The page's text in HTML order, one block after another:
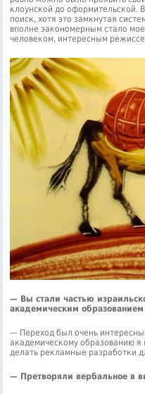
клоунской до оформительской.
поиск, хотя это замкнутая
вполне закономерным стало
человеком, интересным
— Вы стали частью
академическим
— Переход был очень
академическому образованию я
делать рекламные разработки
— Претворяли вербальное в